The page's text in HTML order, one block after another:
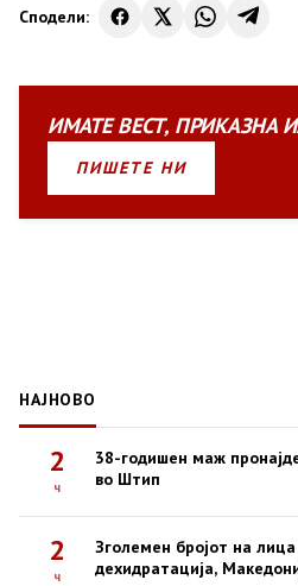
Сподели:
ИМАТЕВЕСТ, ПРИКАЗНА
ПИШЕТЕ НИ
НАЈНОВО
2
ч
38-годишен маж
во Штип
2
ч
Зголемен бројот на
дехидратација,